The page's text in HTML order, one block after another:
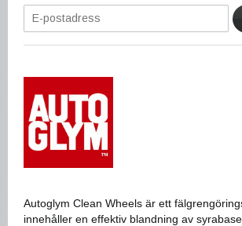
Autoglym Clean Wheels är ett
innehåller en effektiv blandning av